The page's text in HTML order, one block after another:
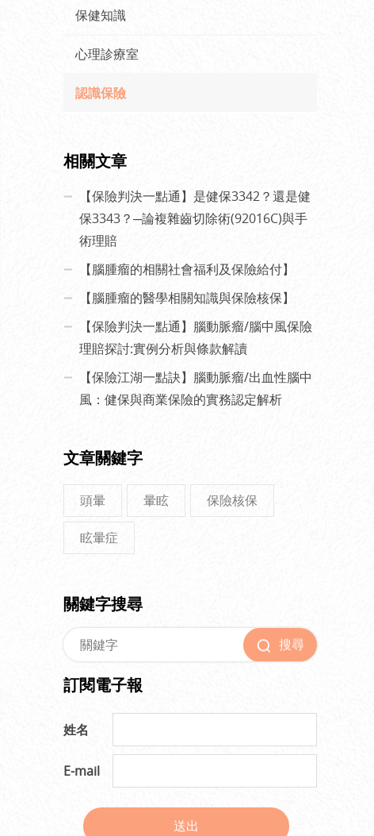
保健知識
心理診療室
認識保險
相關文章
【保險判決一點通】是健保3342？還是健
保3343？─論複雜齒切除術(92016C)與手
術理賠
【腦腫瘤的相關社會福利及保險給付】
【腦腫瘤的醫學相關知識與保險核保】
【保險判決一點通】腦動脈瘤/腦中風保險
理賠探討:實例分析與條款解讀
【保險江湖一點訣】腦動脈瘤/出血性腦中
風：健保與商業保險的實務認定解析
文章關鍵字
頭暈 暈眩 保險核保
眩暈症
關鍵字搜尋
搜尋
訂閱電子報
姓名
E-mail
送出